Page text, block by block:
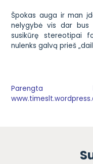
Špokas auga ir man
nelygybė vis dar bus
susikūrę stereotipai
nulenks galvą prieš
Parengta